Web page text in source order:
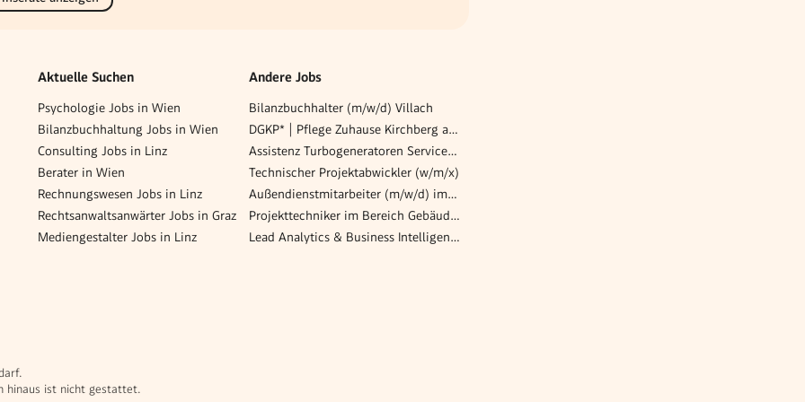
Aktuelle Suchen
Psychologie Jobs in Wien
Bilanzbuchhaltung Jobs in Wien
Consulting Jobs in Linz
Berater in Wien
Rechnungswesen Jobs in Linz
Rechtsanwaltsanwärter Jobs in Graz
Mediengestalter Jobs in Linz
Andere Jobs
Bilanzbuchhalter (m/w/d) Villach
DGKP* | Pflege Zuhause Kirchberg am Wechsel & Gloggnitz
Assistenz Turbogeneratoren Service - Teilzeit 30h/Woche (w/m/x)
Technischer Projektabwickler (w/m/x)
Außendienstmitarbeiter (m/w/d) im Bereich Berufsverpflegung für südliches Wien und nördliches Burgenland
Projekttechniker im Bereich Gebäudetechnik mit Schwerpunkt Elektrik (w/m/x)
Lead Analytics & Business Intelligence (w/m/d)
hinaus ist nicht gestattet.